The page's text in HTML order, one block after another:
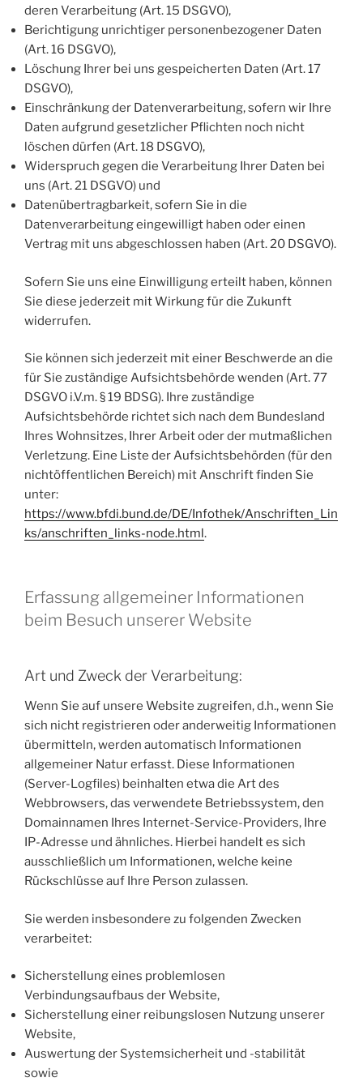
deren Verarbeitung (Art. 15 DSGVO),
Berichtigung unrichtiger personenbezogener Daten
(Art. 16 DSGVO),
Löschung Ihrer bei uns gespeicherten Daten (Art. 17
DSGVO),
Einschränkung der Datenverarbeitung, sofern wir Ihre
Daten aufgrund gesetzlicher Pflichten noch nicht
löschen dürfen (Art. 18 DSGVO),
Widerspruch gegen die Verarbeitung Ihrer Daten bei
uns (Art. 21 DSGVO) und
Datenübertragbarkeit, sofern Sie in die
Datenverarbeitung eingewilligt haben oder einen
Vertrag mit uns abgeschlossen haben (Art. 20 DSGVO).
Sofern Sie uns eine Einwilligung erteilt haben, können
Sie diese jederzeit mit Wirkung für die Zukunft
widerrufen.
Sie können sich jederzeit mit einer Beschwerde an die
für Sie zuständige Aufsichtsbehörde wenden (Art. 77
DSGVO i.V.m. § 19 BDSG). Ihre zuständige
Aufsichtsbehörde richtet sich nach dem Bundesland
Ihres Wohnsitzes, Ihrer Arbeit oder der mutmaßlichen
Verletzung. Eine Liste der Aufsichtsbehörden (für den
nichtöffentlichen Bereich) mit Anschrift finden Sie
unter:
https://www.bfdi.bund.de/DE/Infothek/Anschriften_Lin
ks/anschriften_links-node.html .
Erfassung allgemeiner Informationen
beim Besuch unserer Website
Art und Zweck der Verarbeitung:
Wenn Sie auf unsere Website zugreifen, d.h., wenn Sie
sich nicht registrieren oder anderweitig Informationen
übermitteln, werden automatisch Informationen
allgemeiner Natur erfasst. Diese Informationen
(Server-Logfiles) beinhalten etwa die Art des
Webbrowsers, das verwendete Betriebssystem, den
Domainnamen Ihres Internet-Service-Providers, Ihre
IP-Adresse und ähnliches. Hierbei handelt es sich
ausschließlich um Informationen, welche keine
Rückschlüsse auf Ihre Person zulassen.
Sie werden insbesondere zu folgenden Zwecken
verarbeitet:
Sicherstellung eines problemlosen
Verbindungsaufbaus der Website,
Sicherstellung einer reibungslosen Nutzung unserer
Website,
Auswertung der Systemsicherheit und -stabilität
sowie